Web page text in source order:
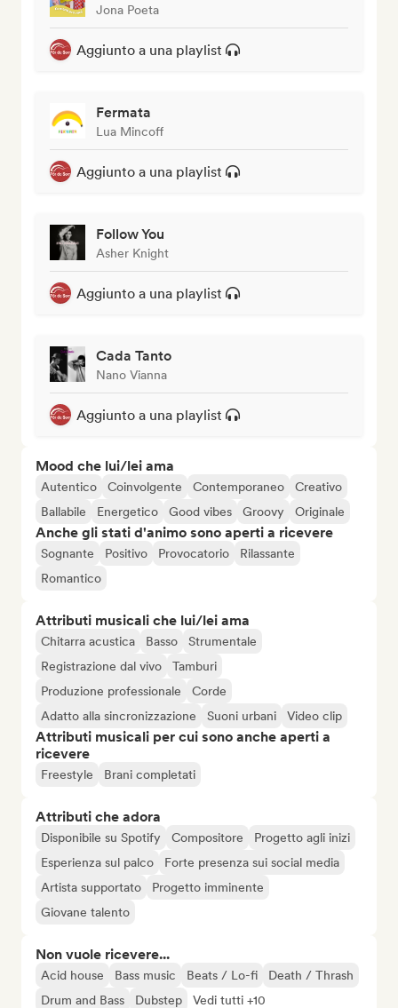
Jona Poeta
Aggiunto a una playlist
Fermata
Lua Mincoff
Aggiunto a una playlist
Follow You
Asher Knight
Aggiunto a una playlist
Cada Tanto
Nano Vianna
Aggiunto a una playlist
Mood che lui/lei ama
Autentico Coinvolgente Contemporaneo
Creativo
Ballabile
Energetico Good vibes Groovy Originale
Anche gli stati d'animo sono aperti a ricevere
Sognante Positivo Provocatorio
Rilassante
Romantico
Attributi musicali che lui/lei ama
Chitarra acustica Basso
Strumentale
Registrazione dal vivo
Tamburi
Produzione professionale
Corde
Adatto alla sincronizzazione
Suoni urbani Video clip
Attributi musicali per cui sono anche aperti a
ricevere
Freestyle Brani completati
Attributi che adora
Disponibile su Spotify Compositore
Progetto agli inizi
Esperienza sul palco
Forte presenza sui social media
Artista supportato
Progetto imminente
Giovane talento
Non vuole ricevere...
Acid house Bass music Beats / Lo-fi
Death / Thrash
Drum and Bass
Dubstep Vedi tutti +10